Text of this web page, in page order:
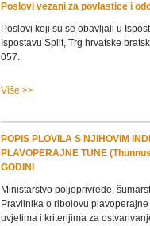
Poslovi vezani za povlastice i
Poslovi koji su se obavljali u
Ispostavu Split, Trg hrvatske
057.
Više >>
POPIS PLOVILA S NJIHOVIM
PLAVOPERAJNE TUNE
GODINI
Ministarstvo poljoprivrede,
Pravilnika o ribolovu plavoperajne
uvjetima i kriterijima za